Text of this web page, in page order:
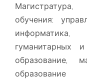
Магистратура,
обучения:
гуманитарных
образование,
образование